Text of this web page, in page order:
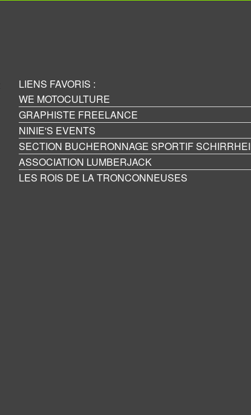
LIENS FAVORIS :
WE MOTOCULTURE
GRAPHISTE FREELANCE
NINIE'S EVENTS
SECTION BUCHERONNAGE SPORTIF
ASSOCIATION LUMBERJACK
LES ROIS DE LA TRONCONNEUSES